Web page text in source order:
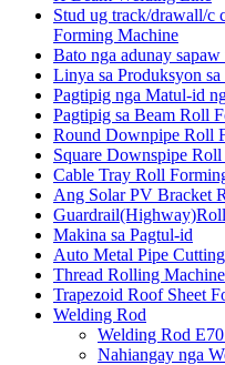
Stud ug track/drawall/c
Forming Machine
Bato nga adunay
Linya sa Produksyon
Pagtipig nga Matul-id
Pagtipig sa Beam Roll
Round Downpipe Roll
Square Downspipe
Cable Tray Roll
Ang Solar PV Bracket
Makina sa Pagtul-id
Auto Metal Pipe
Thread Rolling Machine
Trapezoid Roof Sheet
Welding Rod
Welding Rod
Nahiangay nga